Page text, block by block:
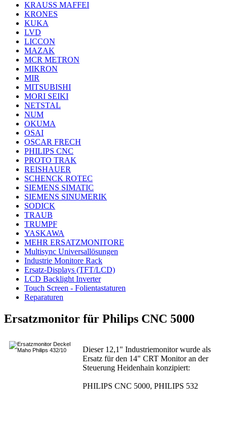
KRAUSS MAFFEI
KRONES
KUKA
LVD
LICCON
MAZAK
MCR METRON
MIKRON
MIR
MITSUBISHI
MORI SEIKI
NETSTAL
NUM
OKUMA
OSAI
OSCAR FRECH
PHILIPS CNC
PROTO TRAK
REISHAUER
SCHENCK ROTEC
SIEMENS SIMATIC
SIEMENS SINUMERIK
SODICK
TRAUB
TRUMPF
YASKAWA
MEHR ERSATZMONITORE
Multisync Universallösungen
Industrie Monitore Rack
Ersatz-Displays (TFT/LCD)
LCD Backlight Inverter
Touch Screen - Folientastaturen
Reparaturen
Ersatzmonitor für Philips CNC 5000
Dieser 12,1" Industriemonitor wurde als
Ersatz für den 14" CRT Monitor an der
Steuerung Heidenhain konzipiert:
PHILIPS CNC 5000, PHILIPS 532